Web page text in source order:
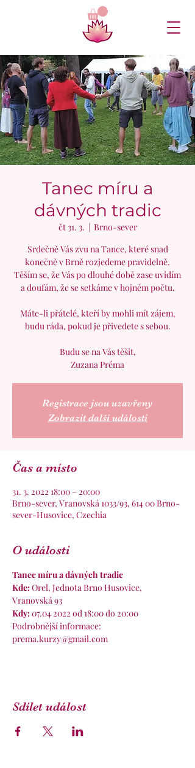
Tanec míru a
dávných tradic
čt 31. 3.
  |
Brno-sever
Srdečně Vás zvu na Tance, které snad
konečně v Brně rozjedeme pravidelně.
Těším se, že Vás po dlouhé době zase uvidím
a doufám, že se setkáme v hojném počtu.
Máte-li přátelé, kteří by mohli mít zájem,
budu ráda, pokud je přivedete s sebou.
Budu se na Vás těšit,
Zuzana Préma
Registrace jsou uzavřeny
Zobrazit další události
Čas a místo
31. 3. 2022 18:00 – 20:00
Brno-sever, Vranovská 1033/93, 614 00 Brno-
sever-Husovice, Czechia
O události
Tanec míru a dávných tradic
Kde: Orel, Jednota Brno Husovice,
Vranovská 93
Kdy: 07.04 2022 od 18:00 do 20:00
Podrobnější informace:
prema.kurzy@gmail.com
Sdílet událost